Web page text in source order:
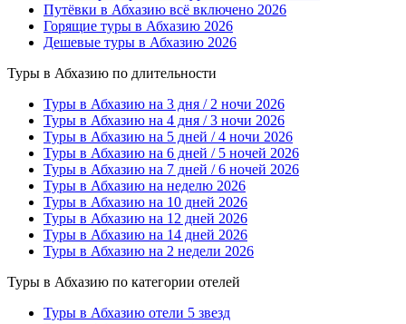
Путёвки в Абхазию всё включено 2026
Горящие туры в Абхазию 2026
Дешевые туры в Абхазию 2026
Туры в Абхазию по длительности
Туры в Абхазию на 3 дня / 2 ночи 2026
Туры в Абхазию на 4 дня / 3 ночи 2026
Туры в Абхазию на 5 дней / 4 ночи 2026
Туры в Абхазию на 6 дней / 5 ночей 2026
Туры в Абхазию на 7 дней / 6 ночей 2026
Туры в Абхазию на неделю 2026
Туры в Абхазию на 10 дней 2026
Туры в Абхазию на 12 дней 2026
Туры в Абхазию на 14 дней 2026
Туры в Абхазию на 2 недели 2026
Туры в Абхазию по категории отелей
Туры в Абхазию отели 5 звезд